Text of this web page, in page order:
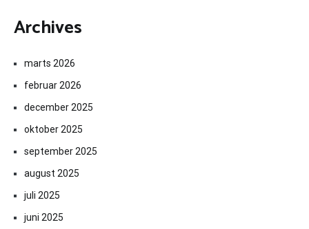
Archives
marts 2026
februar 2026
december 2025
oktober 2025
september 2025
august 2025
juli 2025
juni 2025